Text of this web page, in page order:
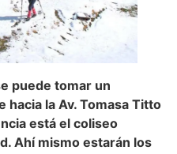
puede tomar un
hacia la Av. Tomasa Titto
está el coliseo
Ahí mismo estarán los